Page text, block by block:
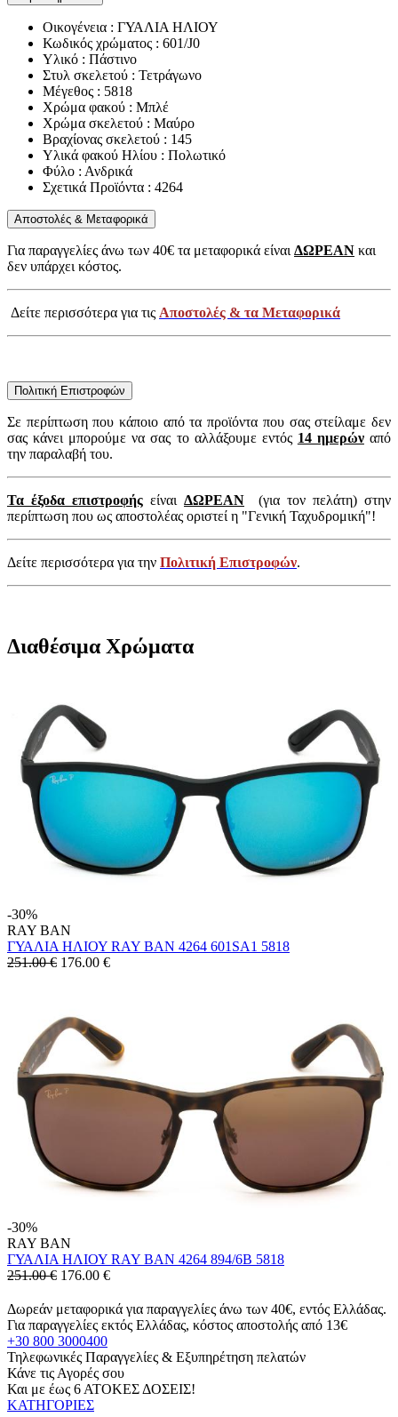
Οικογένεια : ΓΥΑΛΙΑ ΗΛΙΟΥ
Κωδικός χρώματος : 601/J0
Υλικό : Πάστινο
Στυλ σκελετού : Τετράγωνο
Μέγεθος : 5818
Χρώμα φακού : Μπλέ
Χρώμα σκελετού : Μαύρο
Βραχίονας σκελετού : 145
Υλικά φακού Ηλίου : Πολωτικό
Φύλο : Ανδρικά
Σχετικά Προϊόντα : 4264
Αποστολές & Μεταφορικά
Για παραγγελίες άνω των 40€ τα μεταφορικά είναιΔΩΡΕΑΝ και
δεν υπάρχει κόστος.
Δείτε περισσότερα για τις Αποστολές & τα Μεταφορικά
Πολιτική Επιστροφών
Σε περίπτωση που κάποιο από τα προϊόντα που σας στείλαμε δεν
σας κάνει μπορούμε να σας το αλλάξουμε εντός 14 ημερώναπό
την παραλαβή του.
Τα έξοδα επιστροφής είναι ΔΩΡΕΑΝ (για τον πελάτη) στην
περίπτωση που ως αποστολέας οριστεί η "Γενική Ταχυδρομική"!
Δείτε περισσότερα για την Πολιτική Επιστροφών.
Διαθέσιμα Χρώματα
-30%
RAY BAN
ΓΥΑΛΙΑ ΗΛΙΟΥ RAY BAN 4264 601SA1 5818
251.00 € 176.00 €
-30%
RAY BAN
ΓΥΑΛΙΑ ΗΛΙΟΥ RAY BAN 4264 894/6B 5818
251.00 € 176.00 €
Δωρεάν μεταφορικά για παραγγελίες άνω των 40€, εντός Ελλάδας.
Για παραγγελίες εκτός Ελλάδας, κόστος αποστολής από 13€
+30 800 3000400
Τηλεφωνικές Παραγγελίες & Εξυπηρέτηση πελατών
Κάνε τις Αγορές σου
Και με έως 6 ΑΤΟΚΕΣ ΔΟΣΕΙΣ!
ΚΑΤΗΓΟΡΙΕΣ